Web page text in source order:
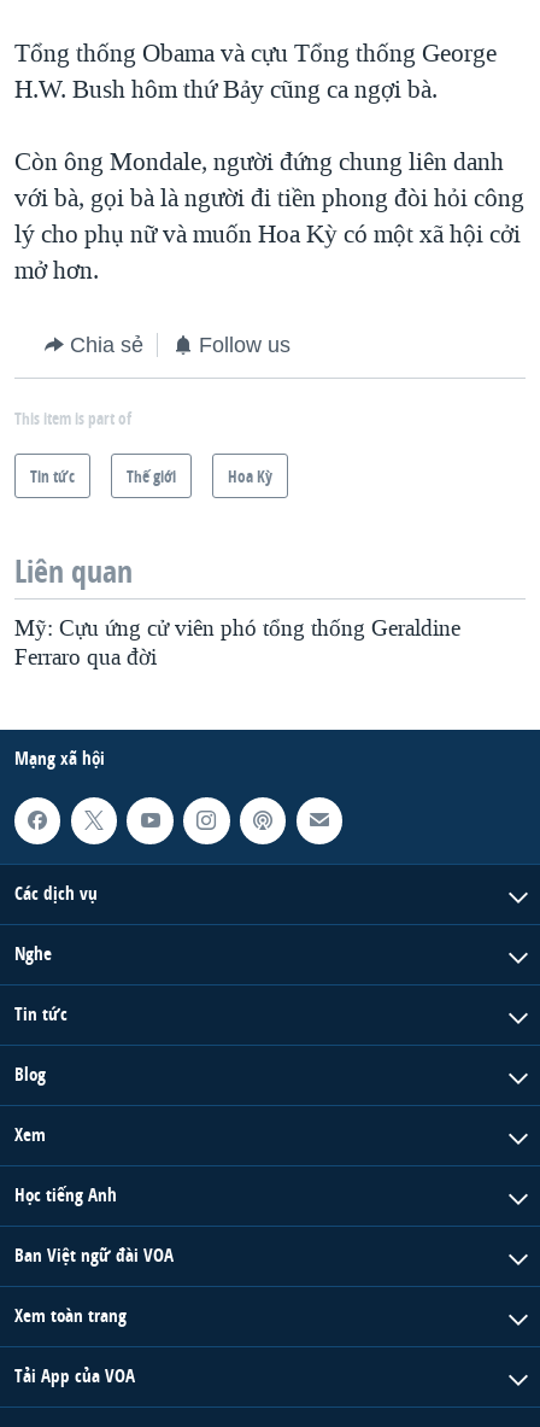
Tổng thống Obama và cựu Tổng thống George
H.W. Bush hôm thứ Bảy cũng ca ngợi bà.
Còn ông Mondale, người đứng chung liên danh
với bà, gọi bà là người đi tiền phong đòi hỏi công
lý cho phụ nữ và muốn Hoa Kỳ có một xã hội cởi
mở hơn.
Chia sẻ Follow us
This item is part of
Tin tức Thế giới Hoa Kỳ
Liên quan
Mỹ: Cựu ứng cử viên phó tổng thống Geraldine
Ferraro qua đời
Mạng xã hội
Các dịch vụ
Nghe
Tin tức
Blog
Xem
Học tiếng Anh
Ban Việt ngữ đài VOA
Xem toàn trang
Tải App của VOA